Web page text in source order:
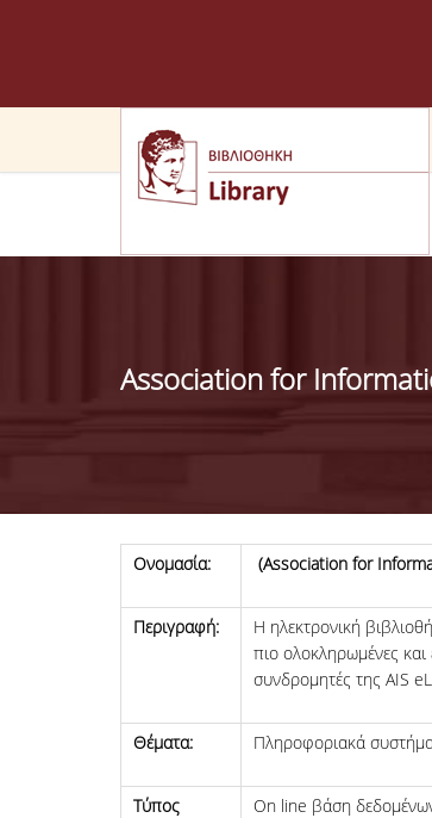
Association for
Ονομασία: (Association for
Περιγραφή:
Η ηλεκτρονική
πιο ολοκληρωμένες
συνδρομητές της AIS
Θέματα: Πληροφοριακά
Τύπος
On line βάση